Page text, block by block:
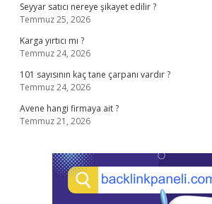
Seyyar satıcı nereye şikayet edilir ?
Temmuz 25, 2026
Karga yırtıcı mı ?
Temmuz 24, 2026
101 sayısının kaç tane çarpanı vardır ?
Temmuz 24, 2026
Avene hangi firmaya ait ?
Temmuz 21, 2026